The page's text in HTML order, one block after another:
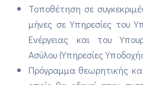
​​Τοποθέτηση σε
μήνες σε Υπηρεσίες του
Ενέργειας και του
Ασύλου (Υπηρεσίες
Πρόγραμμα θεωρητικής